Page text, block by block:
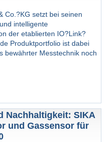
Co.?KG setzt bei seinen
intelligente
der etablierten IO?Link?
Produktportfolio ist dabei
bewährter Messtechnik noch
Nachhaltigkeit: SIKA
und Gassensor für